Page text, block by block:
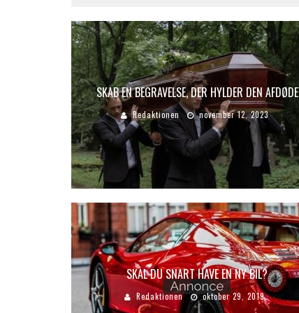
SKAB EN BEGRAVELSE, DER HYLDER DEN AFDØDE
Redaktionen november 12, 2023
SKAL DU SNART HAVE EN NY BIL?
Redaktionen oktober 29, 2019